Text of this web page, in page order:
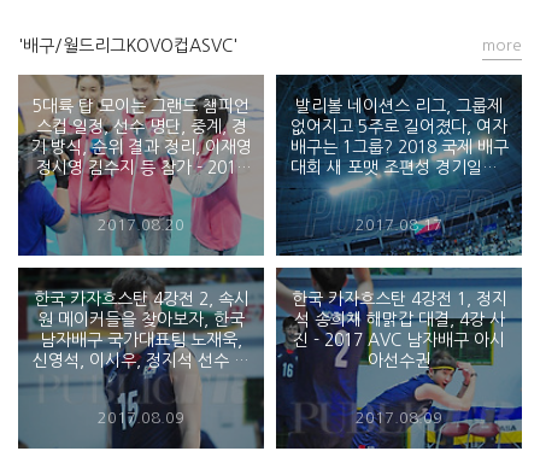
'배구/월드리그KOVO컵ASVC'
5대륙 탑 모이는 그랜드 챔피언
스컵 일정, 선수 명단, 중계, 경
기 방식, 순위 결과 정리, 이재영
정시영 김수지 등 참가 - 2017
그랜드 챔스컵 FIVB World
Grand Champions Cup
2017.08.20
발리볼 네이션스 리그, 그룹제
없어지고 5주로 길어졌다, 여자
배구는 1그룹? 2018 국제 배구
대회 새 포맷 조편성 경기일정 -
2018 월드리그 일정 그랑프리
남녀 배구 Volleyball Nations
League
2017.08.17
한국 카자흐스탄 4강전 2, 속시
원 메이커들을 찾아보자, 한국
남자배구 국가대표팀 노재욱,
신영석, 이시우, 정지석 선수 등
- 2017 아시아 남자배구 선수권
4강
2017.08.09
한국 카자흐스탄 4강전 1, 정지
석 송희채 해맑갑 대결, 4강 사
진 - 2017 AVC 남자배구 아시
아선수권
2017.08.09
more